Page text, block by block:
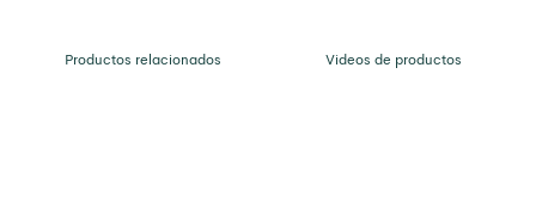
Productos relacionados Videos de productos